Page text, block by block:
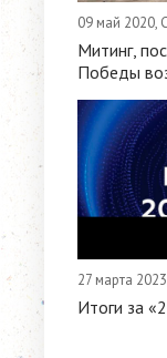
09 май 2020,
Митинг,
Победы
27 марта
Итоги за